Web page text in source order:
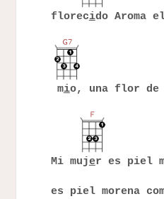
florecido Aroma
mio, una flor de
Mi mujer es piel
es piel morena